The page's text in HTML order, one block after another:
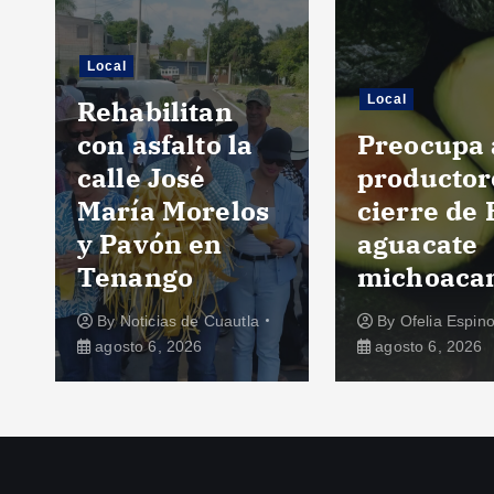
Local
Rehabilitan
con asfalto la
calle José
María Morelos
y Pavón en
Tenango
ByNoticias de Cuautla
agosto 6, 2026
Local
Preocupa
cierre de
aguacate
By Ofelia
agosto 6, 2026